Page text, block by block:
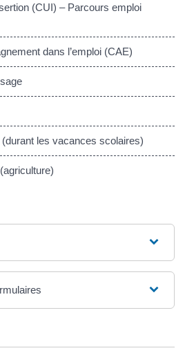
(CUI) – Parcours emploi
dans l’emploi (CAE)
les vacances scolaires)